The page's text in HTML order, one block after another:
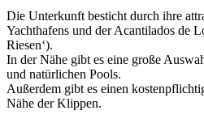
Die Unterkunft besticht durch ihre
Yachthafens und der Acantilados de
Riesen‘).
In der Nähe gibt es eine große
und natürlichen Pools.
Außerdem gibt es einen
Nähe der Klippen.